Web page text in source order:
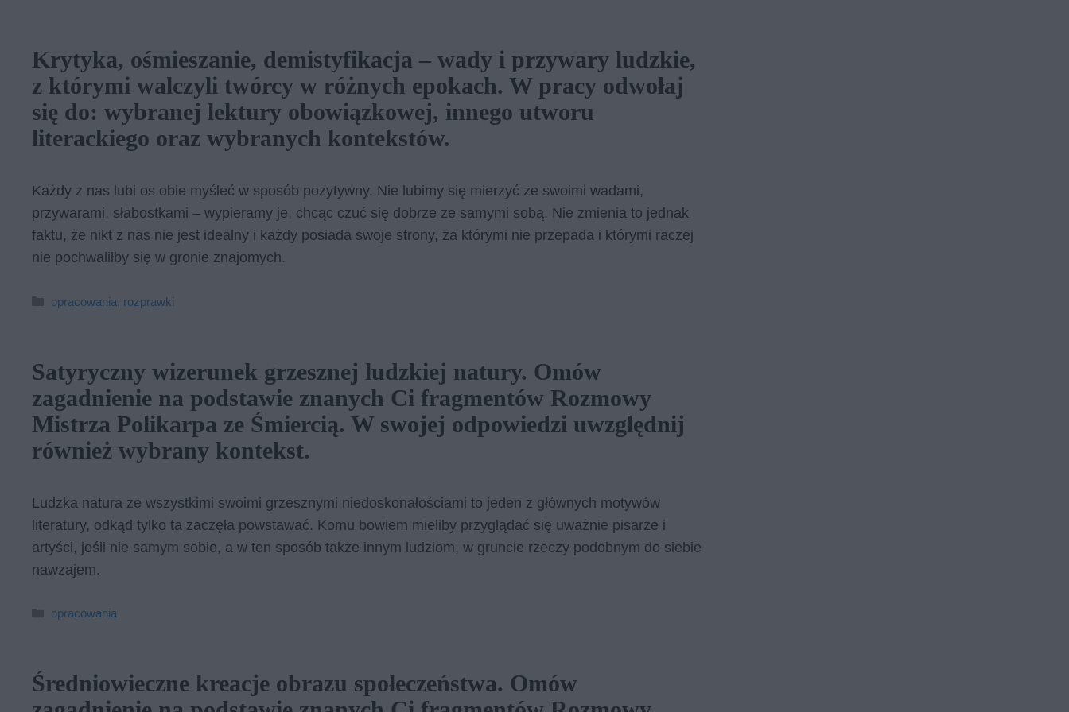
Krytyka, ośmieszanie, demistyfikacja – wady i przywary ludzkie,
z którymi walczyli twórcy w różnych epokach. W pracy odwołaj
się do: wybranej lektury obowiązkowej, innego utworu
literackiego oraz wybranych kontekstów.
Każdy z nas lubi os obie myśleć w sposób pozytywny. Nie lubimy się mierzyć ze swoimi wadami,
przywarami, słabostkami – wypieramy je, chcąc czuć się dobrze ze samymi sobą. Nie zmienia to jednak
faktu, że nikt z nas nie jest idealny i każdy posiada swoje strony, za którymi nie przepada i którymi raczej
nie pochwaliłby się w gronie znajomych.
Kategorie
opracowania, rozprawki
Satyryczny wizerunek grzesznej ludzkiej natury. Omów
zagadnienie na podstawie znanych Ci fragmentów Rozmowy
Mistrza Polikarpa ze Śmiercią. W swojej odpowiedzi uwzględnij
również wybrany kontekst.
Ludzka natura ze wszystkimi swoimi grzesznymi niedoskonałościami to jeden z głównych motywów
literatury, odkąd tylko ta zaczęła powstawać. Komu bowiem mieliby przyglądać się uważnie pisarze i
artyści, jeśli nie samym sobie, a w ten sposób także innym ludziom, w gruncie rzeczy podobnym do siebie
nawzajem.
Kategorie
opracowania
Średniowieczne kreacje obrazu społeczeństwa. Omów